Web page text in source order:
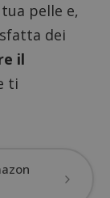
pelle e,
dei
il
ti